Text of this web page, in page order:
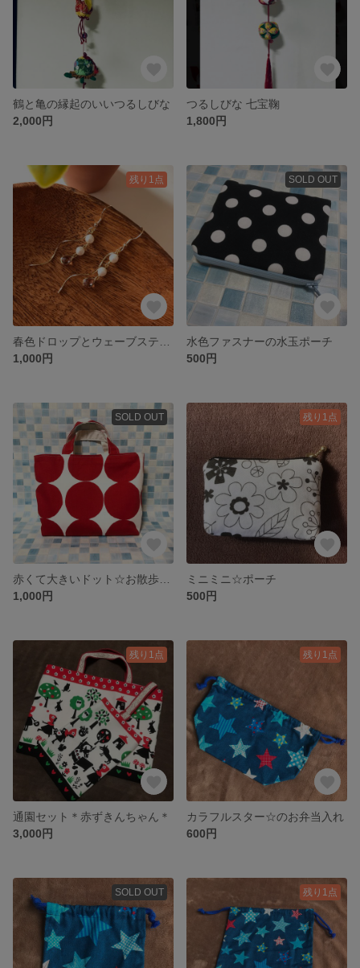
鶴と亀の縁起のいいつるしびな
2,000円
つるしびな 七宝鞠
1,800円
残り1点
1,000円
SOLD OUT
水色ファスナーの水玉ポーチ
500円
SOLD OUT
1,000円
残り1点
ミニミニ☆ポーチ
500円
残り1点
通園セット＊赤ずきんちゃん＊
3,000円
残り1点
カラフルスター☆のお弁当入れ
600円
SOLD OUT 残り1点